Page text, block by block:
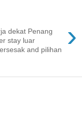
›
dekat Penang
stay luar
and pilihan